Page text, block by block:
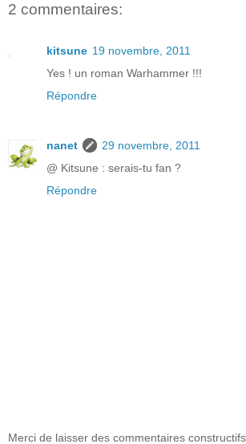
2 commentaires:
kitsune 19 novembre, 2011
Yes ! un roman Warhammer !!!
Répondre
nanet
29 novembre, 2011
@ Kitsune : serais-tu fan ?
Répondre
Merci de laisser des commentaires constructifs,